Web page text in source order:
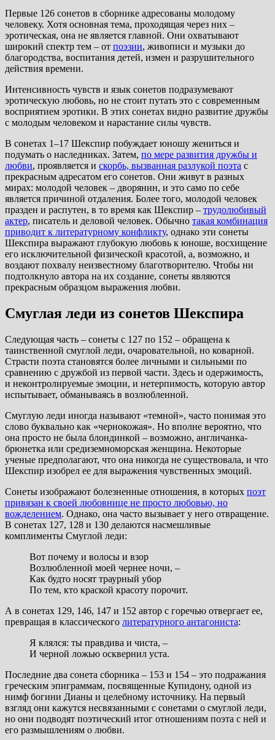
Первые 126 сонетов в сборнике адресованы молодому
человеку. Хотя основная тема, проходящая через них –
эротическая, она не является главной. Они охватывают
широкий спектр тем – от поэзии, живописи и музыки до
благородства, воспитания детей, измен и разрушительного
действия времени.
Интенсивность чувств и язык сонетов подразумевают
эротическую любовь, но не стоит путать это с современным
восприятием эротики. В этих сонетах видно развитие дружбы
с молодым человеком и нарастание силы чувств.
В сонетах 1–17 Шекспир побуждает юношу жениться и
подумать о наследниках. Затем, по мере развития дружбы и
любви, проявляется и скорбь, вызванная разлукой поэта с
прекрасным адресатом его сонетов. Они живут в разных
мирах: молодой человек – дворянин, и это само по себе
является причиной отдаления. Более того, молодой человек
празден и распутен, в то время как Шекспир – трудолюбивый
актер, писатель и деловой человек. Обычно такая комбинация
приводит к литературному конфликту, однако эти сонеты
Шекспира выражают глубокую любовь к юноше, восхищение
его исключительной физической красотой, а, возможно, и
воздают похвалу неизвестному благотворителю. Чтобы ни
подтолкнуло автора на их создание, сонеты являются
прекрасным образцом выражения любви.
Смуглая леди из сонетов Шекспира
Следующая часть – сонеты с 127 по 152 – обращена к
таинственной смуглой леди, очаровательной, но коварной.
Страсти поэта становятся более личными и сильными по
сравнению с дружбой из первой части. Здесь и одержимость,
и неконтролируемые эмоции, и нетерпимость, которую автор
испытывает, обманываясь в возлюбленной.
Смуглую леди иногда называют «темной», часто понимая это
слово буквально как «чернокожая». Но вполне вероятно, что
она просто не была блондинкой – возможно, англичанка-
брюнетка или средиземноморская женщина. Некоторые
ученые предполагают, что она никогда не существовала, и что
Шекспир изобрел ее для выражения чувственных эмоций.
Сонеты изображают болезненные отношения, в которых поэт
привязан к своей любовнице не просто любовью, но
вожделением. Однако, она часто вызывает у него отвращение.
В сонетах 127, 128 и 130 делаются насмешливые
комплименты Смуглой леди:
Вот почему и волосы и взор
Возлюбленной моей чернее ночи, –
Как будто носят траурный убор
По тем, кто краской красоту порочит.
А в сонетах 129, 146, 147 и 152 автор с горечью отвергает ее,
превращая в классического литературного антагониста:
Я клялся: ты правдива и чиста, –
И черной ложью осквернил уста.
Последние два сонета сборника – 153 и 154 – это подражания
греческим эпиграммам, посвященные Купидону, одной из
нимф богини Дианы и целебному источнику. На первый
взгляд они кажутся несвязанными с сонетами о смуглой леди,
но они подводят поэтический итог отношениям поэта с ней и
его размышлениям о любви.